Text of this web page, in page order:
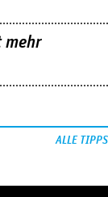
mehr
ALLE TIPPS